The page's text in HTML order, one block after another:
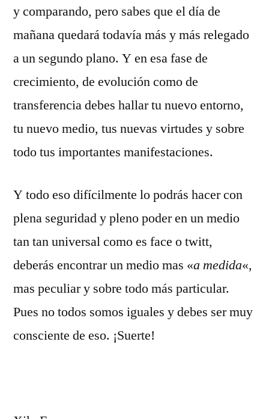
y comparando, pero sabes que el día de
mañana quedará todavía más y más relegado
a un segundo plano. Y en esa fase de
crecimiento, de evolución como de
transferencia debes hallar tu nuevo entorno,
tu nuevo medio, tus nuevas virtudes y sobre
todo tus importantes manifestaciones.
Y todo eso difícilmente lo podrás hacer con
plena seguridad y pleno poder en un medio
tan tan universal como es face o twitt,
deberás encontrar un medio mas «a medida«,
mas peculiar y sobre todo más particular.
Pues no todos somos iguales y debes ser muy
consciente de eso. ¡Suerte!